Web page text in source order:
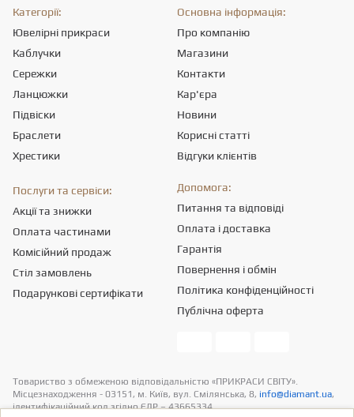
Категорії:
Ювелірні прикраси
Каблучки
Сережки
Ланцюжки
Підвіски
Браслети
Хрестики
Основна інформація:
Про компанію
Магазини
Контакти
Кар'єра
Новини
Корисні статті
Відгуки клієнтів
Послуги та сервіси:
Акції та знижки
Оплата частинами
Комісійний продаж
Стіл замовлень
Подарункові сертифікати
Допомога:
Питання та відповіді
Оплата і доставка
Гарантія
Повернення і обмін
Політика конфіденційності
Публічна оферта
Товариство з обмеженою вiдповiдальнiстю «ПРИКРАСИ СВІТУ».
Місцезнаходження - 03151, м. Київ, вул. Смілянська, 8, info@diamant.ua,
ідентифікаційний код згідно ЄДР – 43665334.